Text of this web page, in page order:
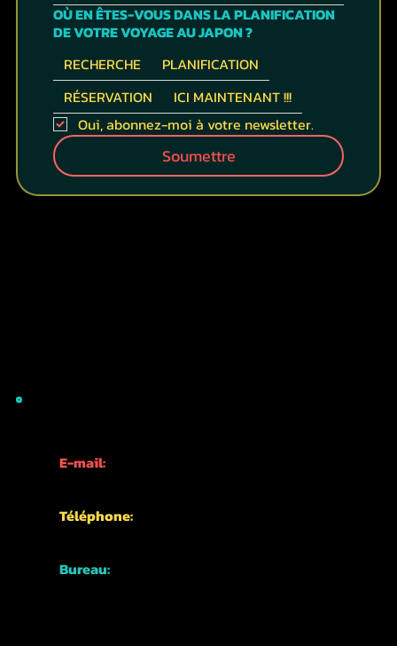
OÙ EN ÊTES-VOUS DANS LA PLANIFICATION
DE VOTRE VOYAGE AU JAPON ?
RECHERCHE
PLANIFICATION
RÉSERVATION
ICI MAINTENANT !!!
Oui, abonnez-moi à votre newsletter.
Soumettre
E-mail:
Téléphone:
Bureau: